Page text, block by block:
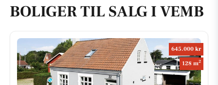
BOLIGER TIL SALG I VEMB
645.000 kr
128 m2